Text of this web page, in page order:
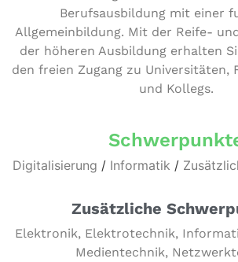
Berufs­aus­bil­dung mit einer
All­ge­mein­bil­dung. Mit der Reife-
der höheren Aus­bil­dung erhalten
den freien Zugang zu Uni­ver­si­tä­ten,
und Kollegs.
Digitalisierung / Informatik /
Zusätzliche
Elektronik, Elektrotechnik,
Medientechnik,